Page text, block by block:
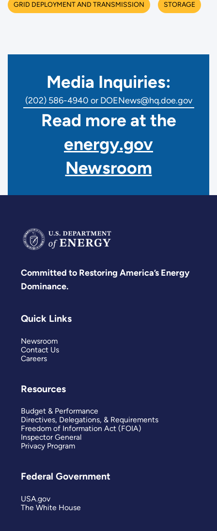
GRID DEPLOYMENT AND TRANSMISSION STORAGE
Media Inquiries:
(202) 586-4940 or DOENews@hq.doe.gov
Read more at the
energy.gov
Newsroom
Committed to Restoring America’s Energy
Dominance.
Quick Links
Newsroom
Contact Us
Careers
Resources
Budget & Performance
Directives, Delegations, & Requirements
Freedom of Information Act (FOIA)
Inspector General
Privacy Program
Federal Government
USA.gov
The White House